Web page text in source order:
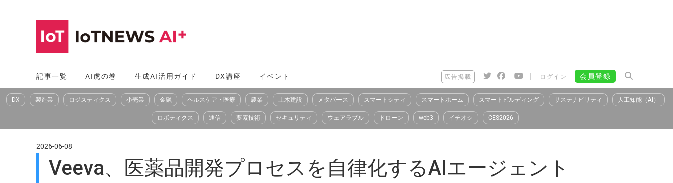
へ
ス
記事一覧 AI虎の巻 生成AI活用ガイド DX講座 イベント 広告掲載 | ログイン 会員登録
DX 製造業 ロジスティクス 小売業 金融 ヘルスケア・医療 農業 土木建設 メタバース スマートシティ スマートホーム スマートビルディング サステナビリティ 人工知能（AI）
ロボティクス 通信 要素技術 セキュリティ ウェアラブル ドローン web3 イチオシ CES2026
2026-06-08
Veeva、医薬品開発プロセスを自律化するAIエージェント